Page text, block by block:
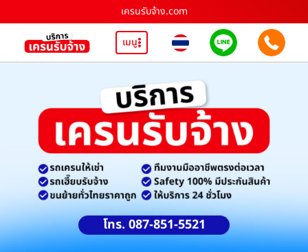
เครนรับจ้าง.com
เมนู
โทร. 087-851-5521